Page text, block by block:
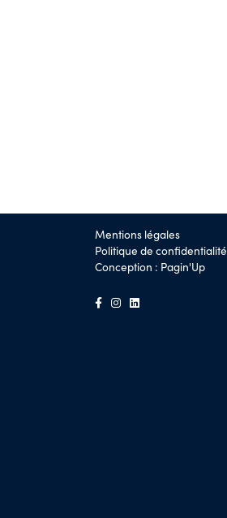
Mentions légales
Politique de confidentialité
Conception : Pagin'Up